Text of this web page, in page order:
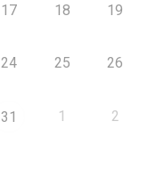
17 18 19
24 25 26
31 1 2